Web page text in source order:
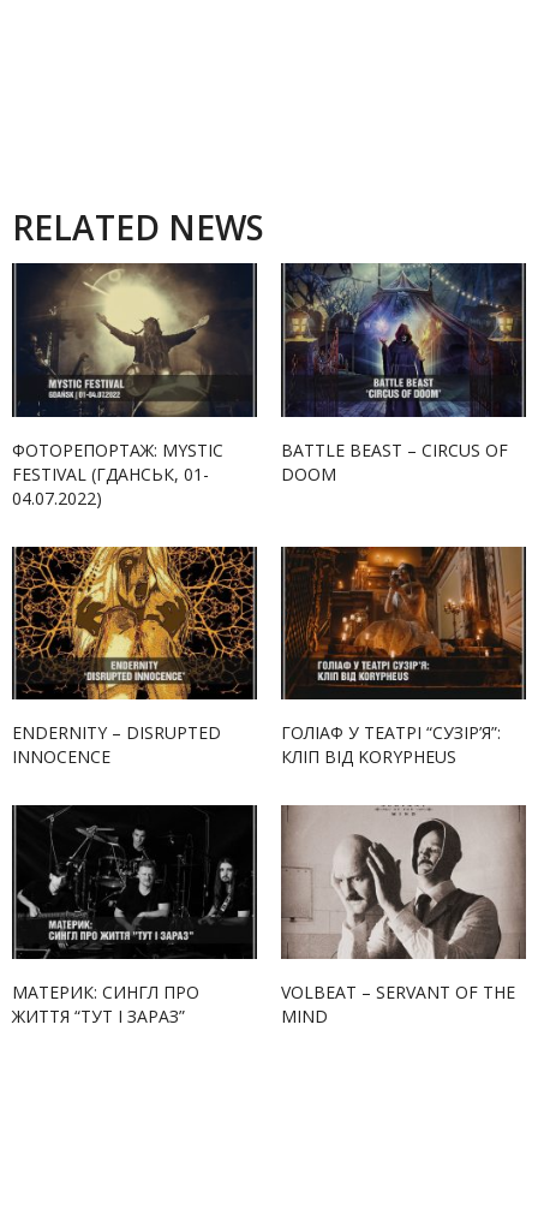
RELATED NEWS
ФОТОРЕПОРТАЖ: MYSTIC
FESTIVAL (ГДАНСЬК, 01-
04.07.2022)
BATTLE BEAST – CIRCUS OF
DOOM
ENDERNITY – DISRUPTED
INNOCENCE
ГОЛІАФ У ТЕАТРІ “СУЗІР’Я”:
КЛІП ВІД KORYPHEUS
МАТЕРИК: СИНГЛ ПРО
ЖИТТЯ “ТУТ І ЗАРАЗ”
VOLBEAT – SERVANT OF THE
MIND